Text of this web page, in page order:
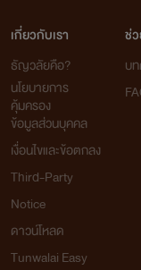
เกี่ยวกับเรา
ธัญวลัยคือ?
นโยบายการ
คุ้มครอง
ข้อมูลส่วนบุคคล
เงื่อนไขและข้อตกลง
Third-Party
Notice
ดาวน์โหลด
Tunwalai Easy
ช่
บ